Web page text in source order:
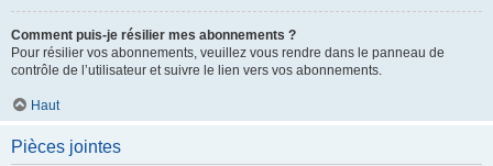
Comment puis-je résilier mes abonnements ?
Pour résilier vos abonnements, veuillez vous rendre dans le panneau de
contrôle de l’utilisateur et suivre le lien vers vos abonnements.
Haut
Pièces jointes